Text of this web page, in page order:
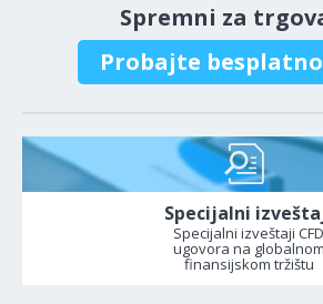
Spremni za
Probajte
Specijalni
Specijalni izveštaji CFD
ugovora na globalnom
finansijskom tržištu